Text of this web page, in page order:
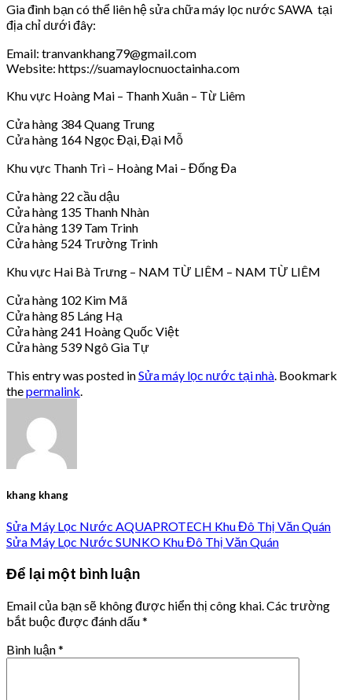
Gia đình bạn có thể liên hệ sửa chữa máy lọc nước SAWA tại
địa chỉ dưới đây:
Email: tranvankhang79@gmail.com
Website: https://suamaylocnuoctainha.com
Khu vực Hoàng Mai – Thanh Xuân – Từ Liêm
Cửa hàng 384 Quang Trung
Cửa hàng 164 Ngọc Đại, Đại Mỗ
Khu vực Thanh Trì – Hoàng Mai – Đống Đa
Cửa hàng 22 cầu dậu
Cửa hàng 135 Thanh Nhàn
Cửa hàng 139 Tam Trinh
Cửa hàng 524 Trường Trinh
Khu vực Hai Bà Trưng – NAM TỪ LIÊM – NAM TỪ LIÊM
Cửa hàng 102 Kim Mã
Cửa hàng 85 Láng Hạ
Cửa hàng 241 Hoàng Quốc Việt
Cửa hàng 539 Ngô Gia Tự
This entry was posted inSửa máy lọc nước tại nhà . Bookmark
thepermalink
khang khang
Sửa Máy Lọc Nước AQUAPROTECH Khu Đô Thị Văn Quán
Sửa Máy Lọc Nước SUNKO Khu Đô Thị Văn Quán
Để lại một bình luận
Email của bạn sẽ không được hiển thị công khai. Các trường
bắt buộc được đánh dấu*
Bình luận*